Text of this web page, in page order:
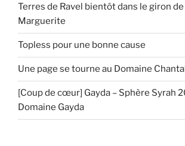
Terres de Ravel bientôt dans le giron
Marguerite
Topless pour une bonne cause
Une page se tourne au Domaine
[Coup de cœur] Gayda – Sphère Syrah
Domaine Gayda